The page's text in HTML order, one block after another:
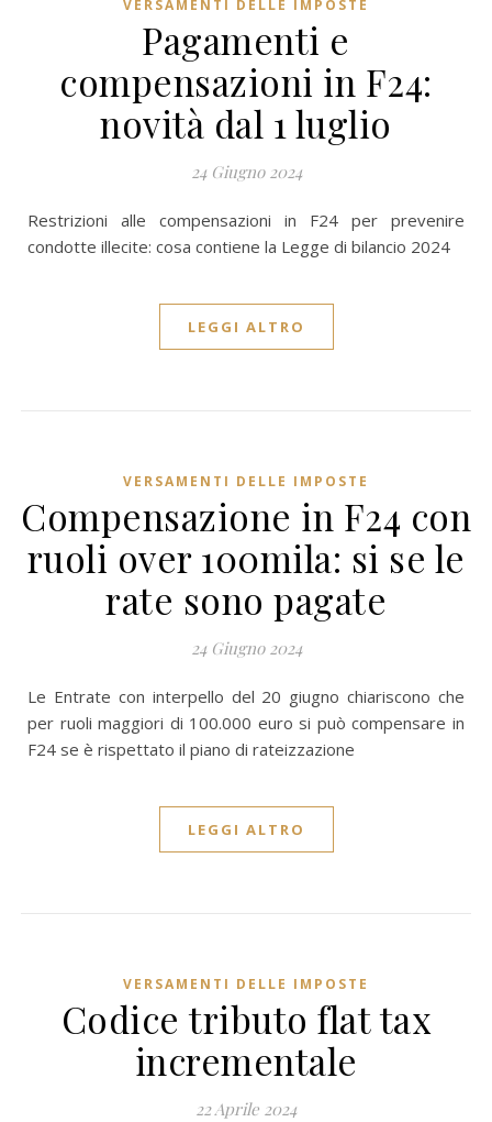
VERSAMENTI DELLE IMPOSTE
Pagamenti e
compensazioni in F24:
novità dal 1 luglio
24 Giugno 2024
Restrizioni alle compensazioni in F24 per prevenire
condotte illecite: cosa contiene la Legge di bilancio 2024
LEGGI ALTRO
VERSAMENTI DELLE IMPOSTE
Compensazione in F24 con
ruoli over 100mila: si se le
rate sono pagate
24 Giugno 2024
Le Entrate con interpello del 20 giugno chiariscono che
per ruoli maggiori di 100.000 euro si può compensare in
F24 se è rispettato il piano di rateizzazione
LEGGI ALTRO
VERSAMENTI DELLE IMPOSTE
Codice tributo flat tax
incrementale
22 Aprile 2024